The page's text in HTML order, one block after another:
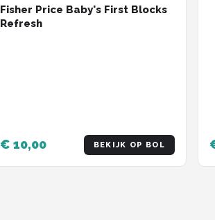
Fisher Price Baby's First Blocks
Refresh
€ 10,00 BEKIJK OP BOL